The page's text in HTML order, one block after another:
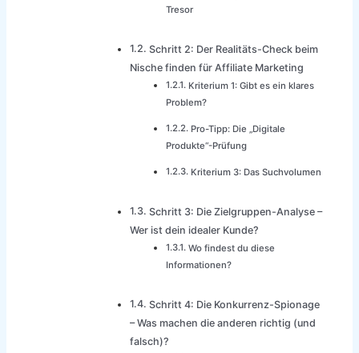
Tresor
Schritt 2: Der Realitäts-Check beim
Nische finden für Affiliate Marketing
Kriterium 1: Gibt es ein klares
Problem?
Pro-Tipp: Die „Digitale
Produkte“-Prüfung
Kriterium 3: Das Suchvolumen
Schritt 3: Die Zielgruppen-Analyse –
Wer ist dein idealer Kunde?
Wo findest du diese
Informationen?
Schritt 4: Die Konkurrenz-Spionage
– Was machen die anderen richtig (und
falsch)?